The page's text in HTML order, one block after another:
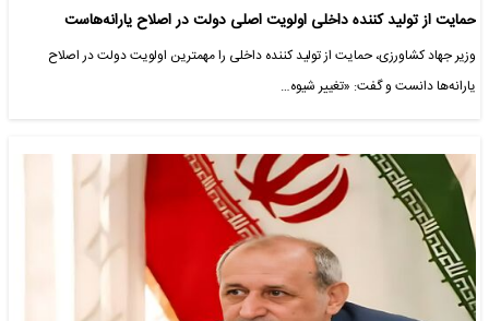
حمایت از تولید کننده داخلی اولویت اصلی دولت در اصلاح یارانه‌هاست
وزیر جهاد کشاورزی، حمایت از تولید کننده داخلی را مهمترین اولویت دولت در اصلاح
یارانه‌ها دانست و گفت: «تغییر شیوه…